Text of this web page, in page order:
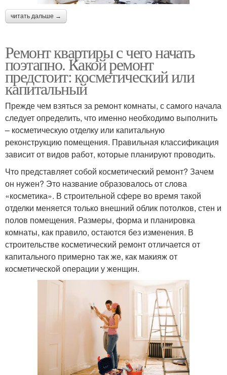
читать дальше →
Ремонт квартиры с чего начать
поэтапно. Какой ремонт
предстоит: косметический или
капитальный
Прежде чем взяться за ремонт комнаты, с самого начала
следует определить, что именно необходимо выполнить
– косметическую отделку или капитальную
реконструкцию помещения. Правильная классификация
зависит от видов работ, которые планируют проводить.
Что представляет собой косметический ремонт? Зачем
он нужен? Это название образовалось от слова
«косметика». В строительной сфере во время такой
отделки меняется только внешний облик потолков, стен и
полов помещения. Размеры, форма и планировка
комнаты, как правило, остаются без изменения. В
строительстве косметический ремонт отличается от
капитального примерно так же, как макияж от
косметической операции у женщин.